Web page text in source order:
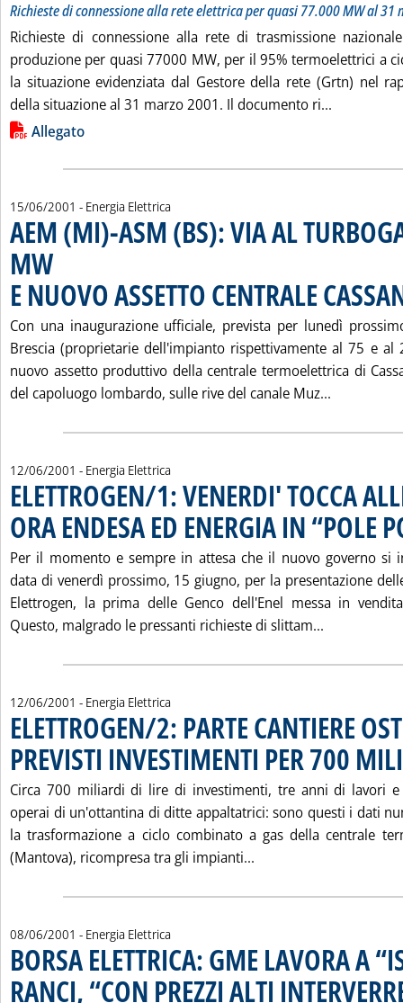
Richieste di connessione alla rete elettrica per quasi 77.000 MW al 31
Richieste di connessione alla rete di trasmissione
produzione per quasi 77000 MW, per il 95% termoelettrici a
la situazione evidenziata dal Gestore della rete (Grtn) nel
della situazione al 31 marzo 2001. Il documento ri...
Lista allegati PDF alla notizia
Allegato
15/06/2001 - Energia Elettrica
AEM (MI)-ASM (BS): VIA AL
MW
E NUOVO ASSETTO CENTRALE
Con una inaugurazione ufficiale, prevista per lunedì
Brescia (proprietarie dell'impianto rispettivamente al 75 e al
nuovo assetto produttivo della centrale termoelettrica di
del capoluogo lombardo, sulle rive del canale Muz...
12/06/2001 - Energia Elettrica
ELETTROGEN/1: VENERDI' TOCCA
ORA ENDESA ED ENERGIA IN “POLE
Per il momento e sempre in attesa che il nuovo governo si
data di venerdì prossimo, 15 giugno, per la presentazione
Elettrogen, la prima delle Genco dell'Enel messa in
Questo, malgrado le pressanti richieste di slittam...
12/06/2001 - Energia Elettrica
ELETTROGEN/2: PARTE CANTIERE
PREVISTI INVESTIMENTI PER 700
Circa 700 miliardi di lire di investimenti, tre anni di lavori
operai di un'ottantina di ditte appaltatrici: sono questi i dati
la trasformazione a ciclo combinato a gas della centrale
(Mantova), ricompresa tra gli impianti...
08/06/2001 - Energia Elettrica
BORSA ELETTRICA: GME LAVORA A
RANCI, “CON PREZZI ALTI